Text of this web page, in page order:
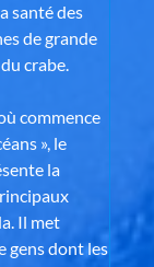
santé des
de grande
crabe.
commence
», le
la
Il met
gens dont les